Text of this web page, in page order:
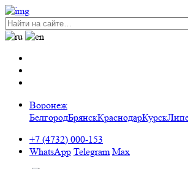
Воронеж
БелгородБрянскКраснодарКурск
+7 (4732) 000-153
WhatsApp Telegram Max